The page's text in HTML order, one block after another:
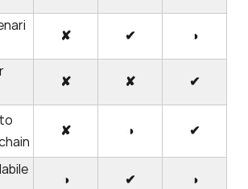
✘ ✔
◑
✘ ✘ ✔
✘ ◑ ✔
◑ ✔
◑